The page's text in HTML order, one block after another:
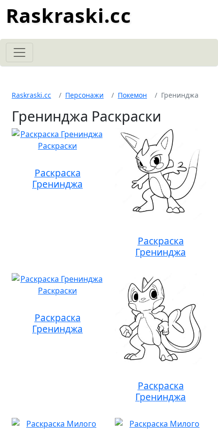
Raskraski.cc
Raskraski.cc Персонажи Покемон Гренинджа
Гренинджа Раскраски
Раскраска
Гренинджа
Раскраска
Гренинджа
Раскраска
Гренинджа
Раскраска
Гренинджа